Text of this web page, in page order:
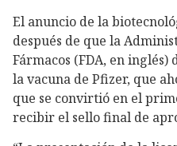
El anuncio de la
después de que la
Fármacos (FDA, en
la vacuna de Pfizer, que
que se convirtió en el
recibir el sello final de